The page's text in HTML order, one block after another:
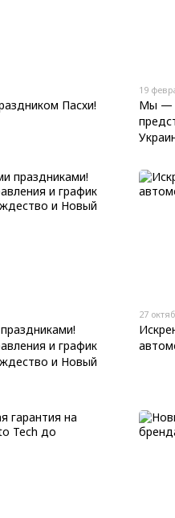
Пасхи!
19
Мы —
и график
и Новый
27